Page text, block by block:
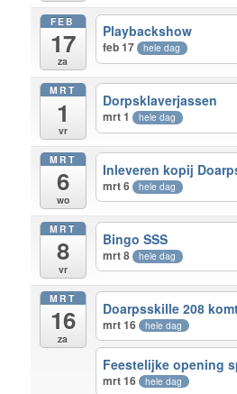
FEB
17
za
Playbackshow
feb 17 hele dag
MRT
1
vr
Dorpsklaverjassen
mrt 1 hele dag
MRT
6
wo
Inleveren kopij
mrt 6 hele dag
MRT
8
vr
Bingo SSS
mrt 8 hele dag
MRT
16
za
Doarpsskille 208
mrt 16 hele dag
Feestelijke opening
mrt 16 hele dag